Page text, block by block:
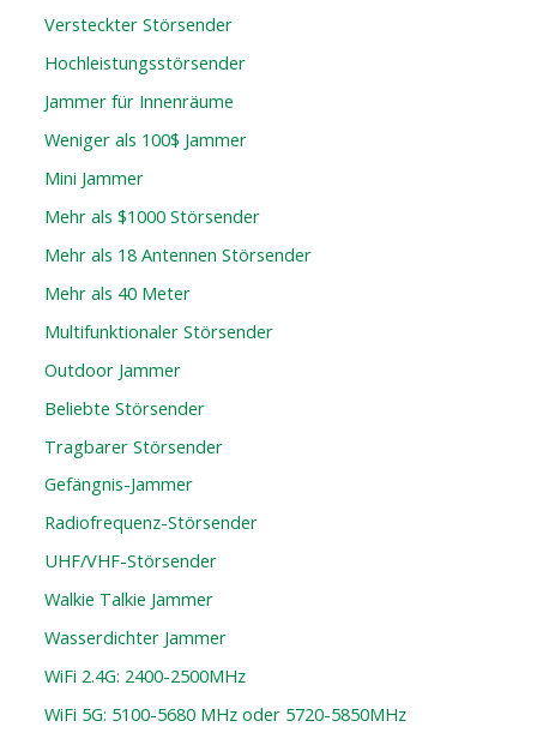
Versteckter Störsender
Hochleistungsstörsender
Jammer für Innenräume
Weniger als 100$ Jammer
Mini Jammer
Mehr als $1000 Störsender
Mehr als 18 Antennen Störsender
Mehr als 40 Meter
Multifunktionaler Störsender
Outdoor Jammer
Beliebte Störsender
Tragbarer Störsender
Gefängnis-Jammer
Radiofrequenz-Störsender
UHF/VHF-Störsender
Walkie Talkie Jammer
Wasserdichter Jammer
WiFi 2.4G: 2400-2500MHz
WiFi 5G: 5100-5680 MHz oder 5720-5850MHz